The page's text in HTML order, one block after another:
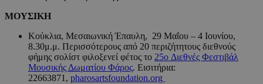
ΜΟΥΣΙΚΗ
Κούκλια, Μεσαιωνική Έπαυλη, 29 Μαΐου – 4 Ιουνίου,
8.30μ.μ. Περισσότερους από 20 περιζήτητους διεθνούς
φήμης σολίστ φιλοξενεί φέτος το 25ο Διεθνές Φεστιβάλ
Μουσικής Δωματίου Φάρος. Εισιτήρια:
22663871, pharosartsfoundation.org